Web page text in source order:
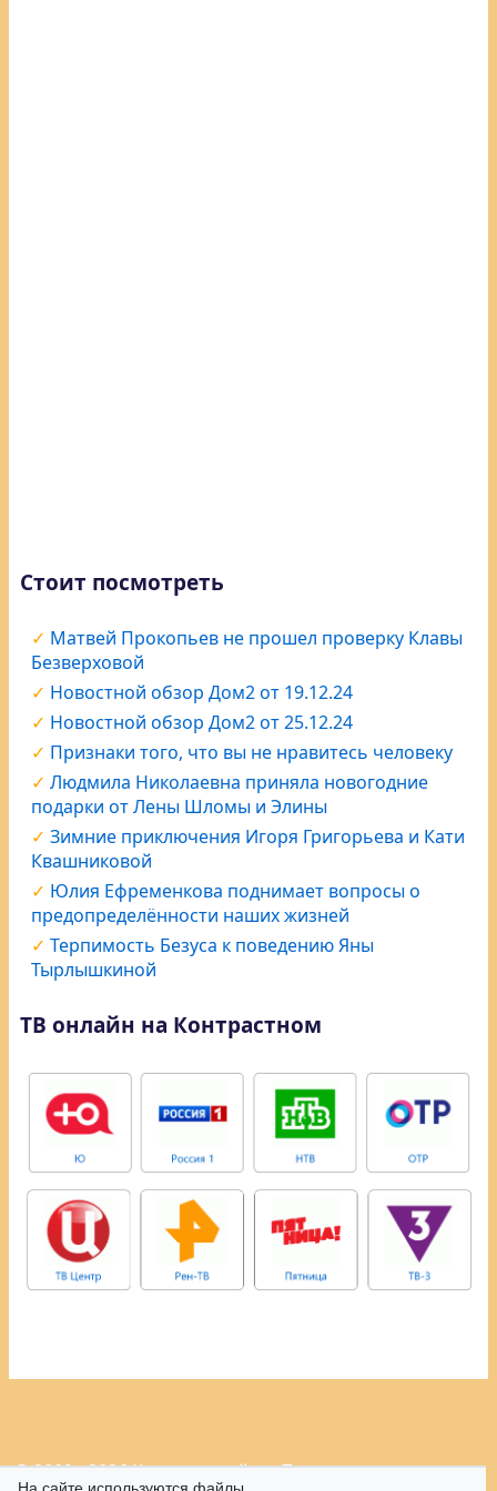
Стоит посмотреть
Матвей Прокопьев не прошел проверку Клавы
Безверховой
Новостной обзор Дом2 от 19.12.24
Новостной обзор Дом2 от 25.12.24
Признаки того, что вы не нравитесь человеку
Людмила Николаевна приняла новогодние
подарки от Лены Шломы и Элины
Зимние приключения Игоря Григорьева и Кати
Квашниковой
Юлия Ефременкова поднимает вопросы о
предопределённости наших жизней
Терпимость Безуса к поведению Яны
Тырлышкиной
ТВ онлайн на Контрастном
© 2009 - 2026 Контрастный.ру.Политика